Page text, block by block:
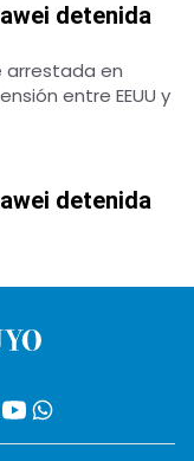
detenida
arrestada en
entre EEUU y
detenida